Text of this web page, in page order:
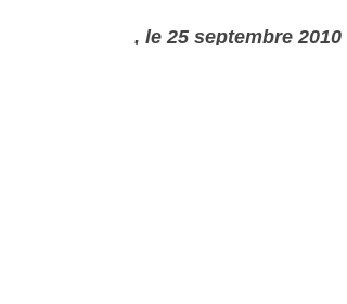
, le 25 septembre 2010